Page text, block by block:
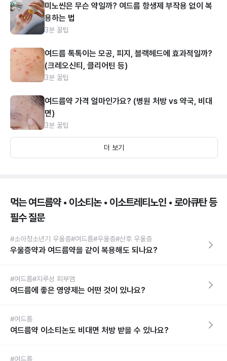
미노씬은 무슨 약일까? 여드름 항생제 부작용 없이 복
용하는 법
3분 꿀팁
여드름 톡톡이는 모공, 피지, 블랙헤드에 효과적일까?
(크레오신티, 클리어틴 등)
3분 꿀팁
여드름약 가격 얼마인가요? (병원 처방 vs 약국, 비대
면)
3분 꿀팁
더 보기
먹는 여드름약 • 이소티논 • 이소트레티노인 • 로아큐탄 등
필수 질문
#소아청소년기 우울증#여드름#우울증#산후 우울증
우울증약과 여드름약을 같이 복용해도 되나요?
#여드름#지루성 피부염
여드름에 좋은 영양제는 어떤 것이 있나요?
#여드름
여드름약 이소티논도 비대면 처방 받을 수 있나요?
#여드름